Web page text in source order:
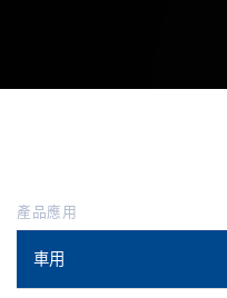
產品應用
車用